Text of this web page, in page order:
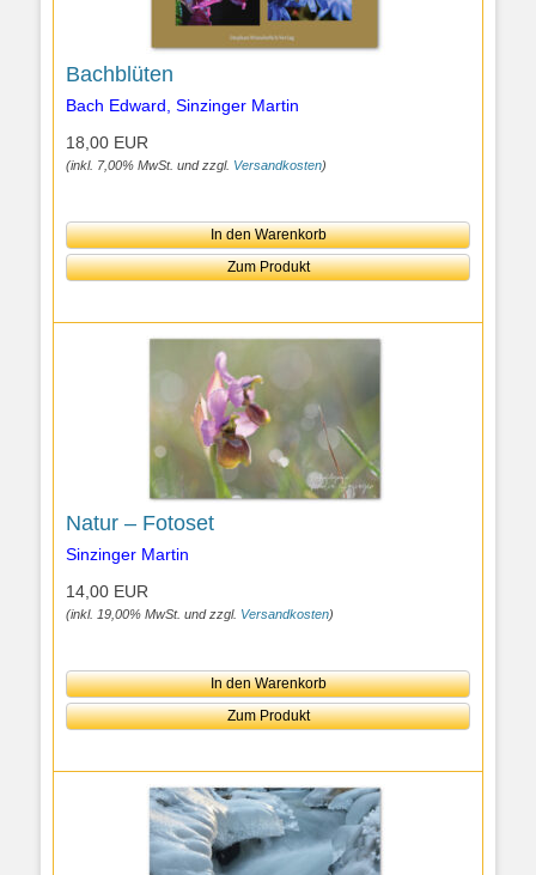
Bachblüten
Bach Edward, Sinzinger Martin
18,00 EUR
(inkl. 7,00% MwSt. und zzgl. Versandkosten)
In den Warenkorb
Zum Produkt
Natur – Fotoset
Sinzinger Martin
14,00 EUR
(inkl. 19,00% MwSt. und zzgl. Versandkosten)
In den Warenkorb
Zum Produkt